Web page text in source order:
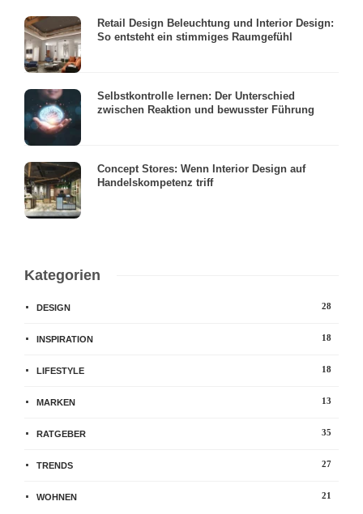
Retail Design Beleuchtung und Interior Design:
So entsteht ein stimmiges Raumgefühl
Selbstkontrolle lernen: Der Unterschied
zwischen Reaktion und bewusster Führung
Concept Stores: Wenn Interior Design auf
Handelskompetenz triff
Kategorien
DESIGN 28
INSPIRATION 18
LIFESTYLE 18
MARKEN 13
RATGEBER 35
TRENDS 27
WOHNEN 21